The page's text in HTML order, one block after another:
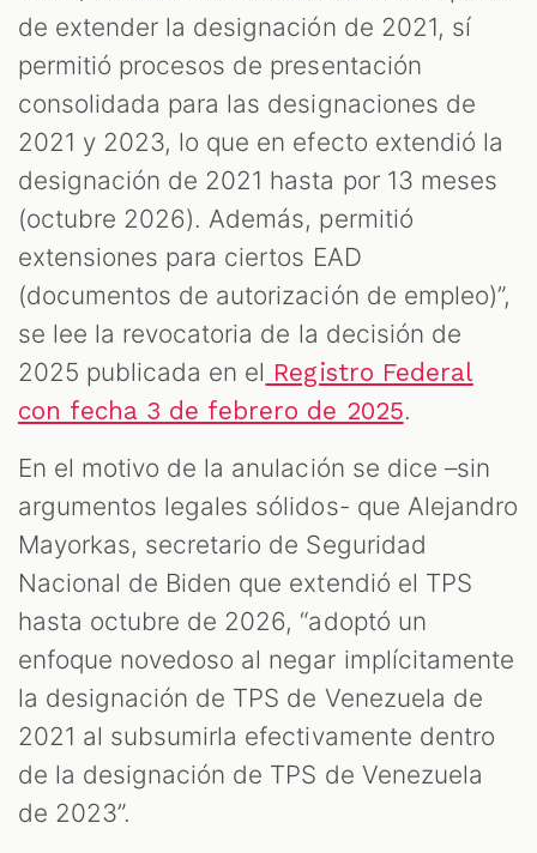
de extender la designación de 2021, sí
permitió procesos de presentación
consolidada para las designaciones de
2021 y 2023, lo que en efecto extendió la
designación de 2021 hasta por 13 meses
(octubre 2026). Además, permitió
extensiones para ciertos EAD
(documentos de autorización de empleo)”,
se lee la revocatoria de la decisión de
2025 publicada en el Registro Federal
con fecha 3 de febrero de 2025.
En el motivo de la anulación se dice –sin
argumentos legales sólidos- que Alejandro
Mayorkas, secretario de Seguridad
Nacional de Biden que extendió el TPS
hasta octubre de 2026, “adoptó un
enfoque novedoso al negar implícitamente
la designación de TPS de Venezuela de
2021 al subsumirla efectivamente dentro
de la designación de TPS de Venezuela
de 2023”.